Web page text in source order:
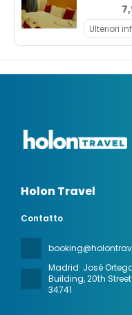
Ulteriori
Holon Travel
Contatto
Madrid: José
Building, 20th
34741